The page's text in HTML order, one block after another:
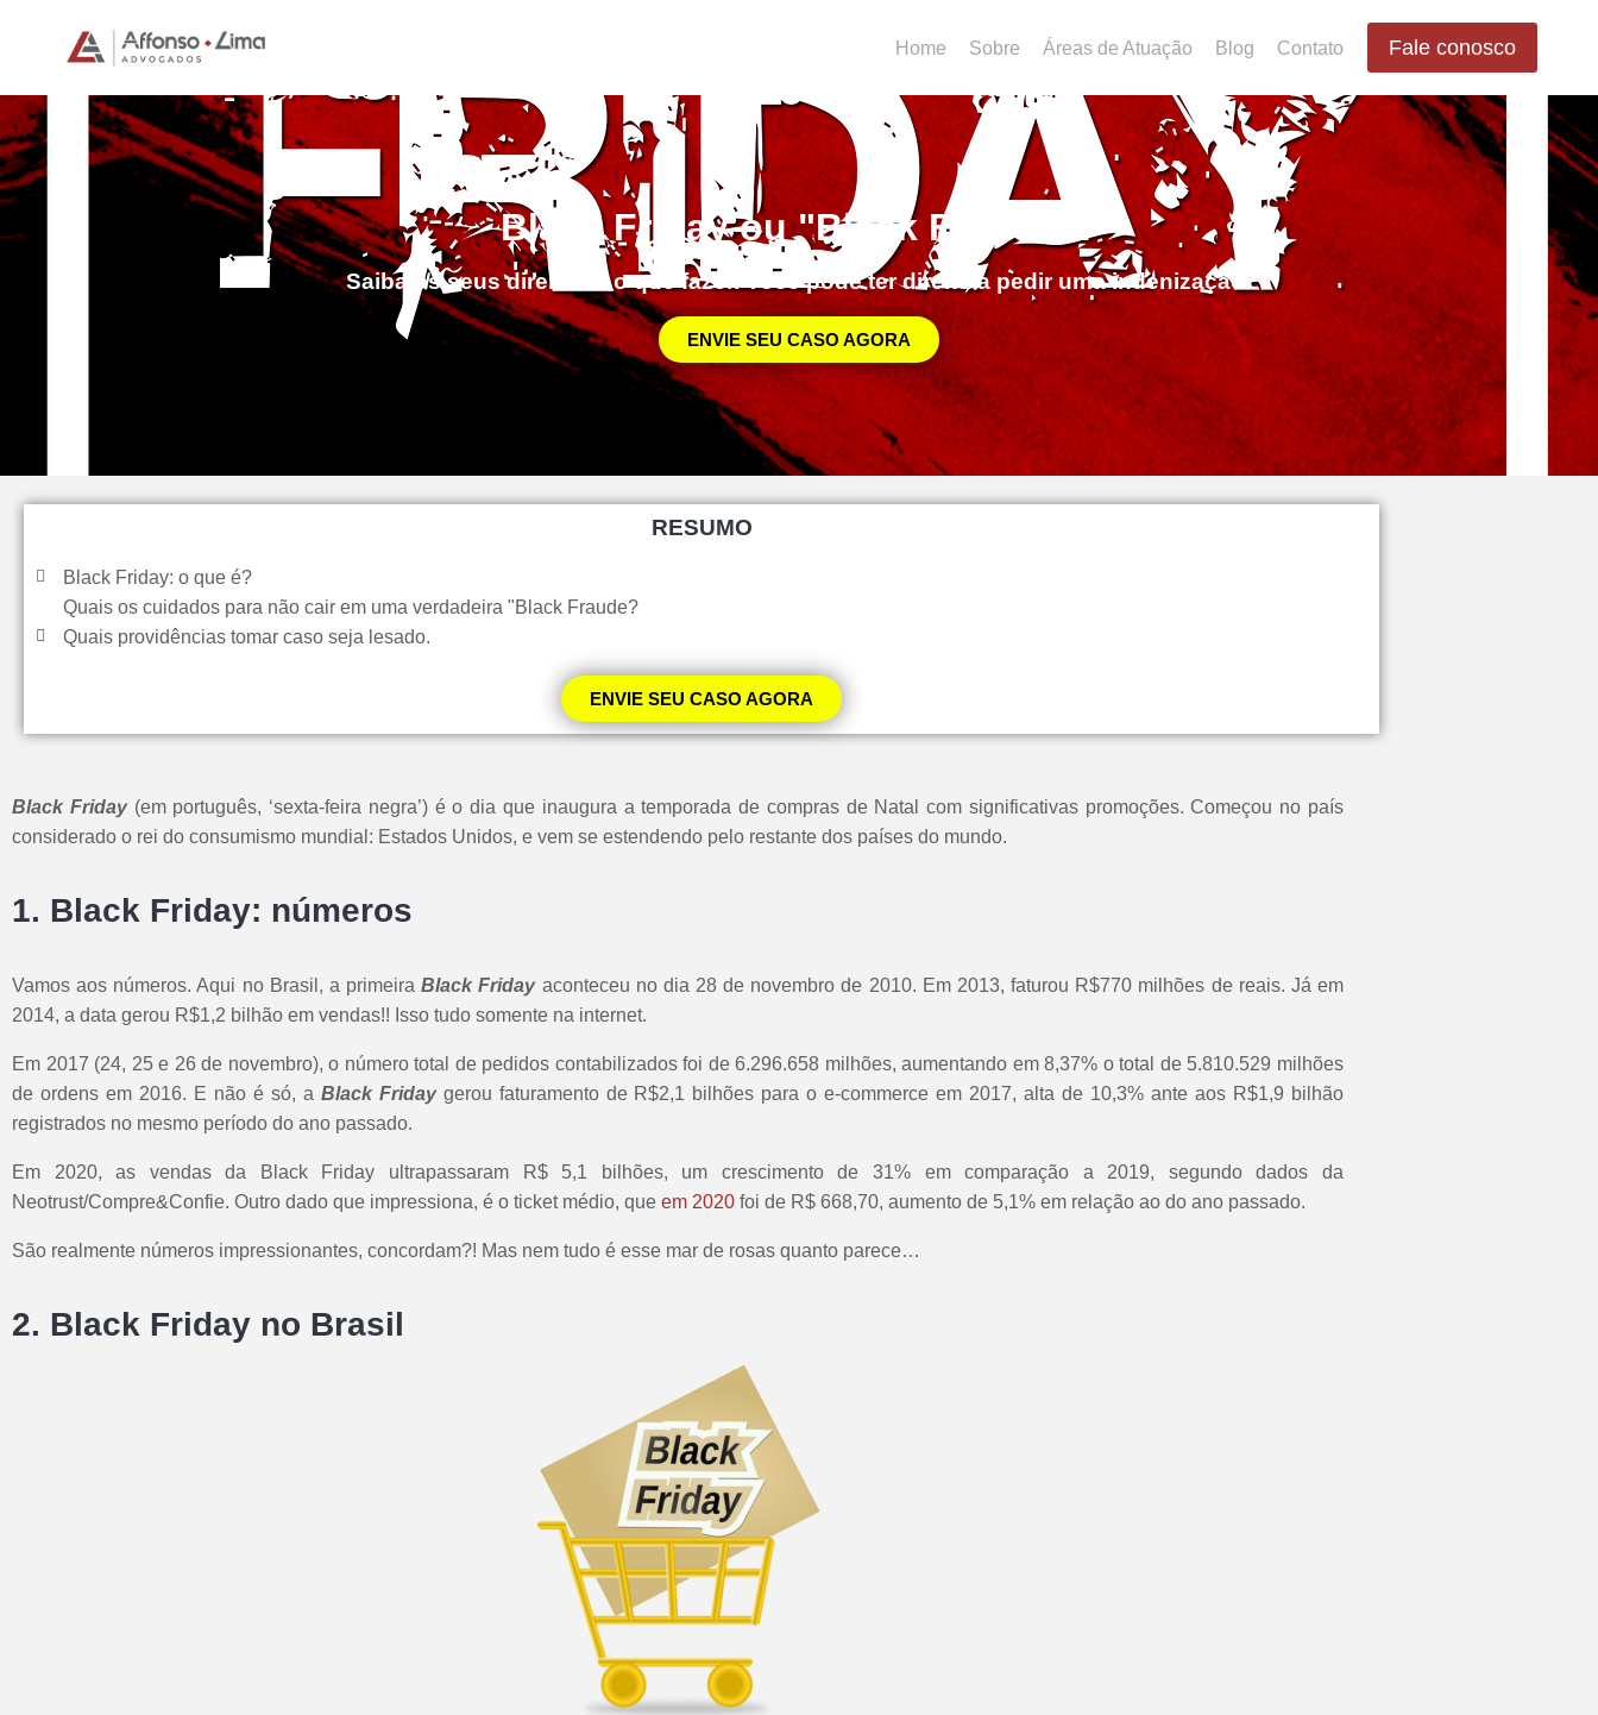
Home Sobre Áreas de Atuação Blog Contato Fale conosco
Black Friday ou "Black Fraude"?
Saiba os seus direitos e o que fazer. Você pode ter direito a pedir uma indenização!
ENVIE SEU CASO AGORA
RESUMO
Black Friday: o que é?
Quais os cuidados para não cair em uma verdadeira "Black Fraude?
Quais providências tomar caso seja lesado.
ENVIE SEU CASO AGORA
Black Friday(em português, ‘sexta-feira negra’) é o dia que inaugura a temporada de compras de Natal com significativas promoções. Começou no país
considerado o rei do consumismo mundial: Estados Unidos, e vem se estendendo pelo restante dos países do mundo.
1. Black Friday: números
Vamos aos números. Aqui no Brasil, a primeiraBlack Fridayaconteceu no dia 28 de novembro de 2010. Em 2013, faturou R$770 milhões de reais. Já em
2014, a data gerou R$1,2 bilhão em vendas!! Isso tudo somente na internet.
Em 2017 (24, 25 e 26 de novembro), o número total de pedidos contabilizados foi de 6.296.658 milhões, aumentando em 8,37% o total de 5.810.529 milhões
de ordens em 2016. E não é só, a Black Fridaygerou faturamento de R$2,1 bilhões para o e-commerce em 2017, alta de 10,3% ante aos R$1,9 bilhão
registrados no mesmo período do ano passado.
Em 2020, as vendas da Black Friday ultrapassaram R$ 5,1 bilhões, um crescimento de 31% em comparação a 2019, segundo dados da
Neotrust/Compre&Confie. Outro dado que impressiona, é o ticket médio, que em 2020 foi de R$ 668,70, aumento de 5,1% em relação ao do ano passado.
São realmente números impressionantes, concordam?! Mas nem tudo é esse mar de rosas quanto parece…
2. Black Friday no Brasil